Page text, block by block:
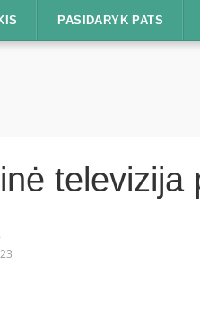
PASIDARYK PATS
televizija